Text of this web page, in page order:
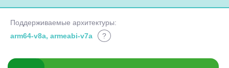
Поддерживаемые архитектуры:
arm64-v8a, armeabi-v7a
?